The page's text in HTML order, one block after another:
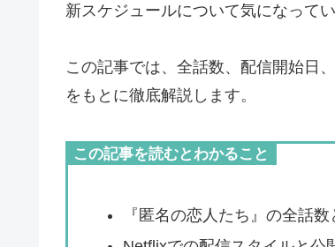
新スケジュールについて気になって
この記事では、全話数、配信開始日
をもとに徹底解説します。
この記事を読むとわかること
『匿名の恋人たち』の全話